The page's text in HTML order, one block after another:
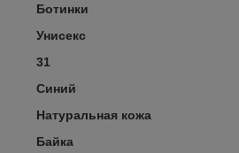
Ботинки
Унисекс
31
Синий
Натуральная кожа
Байка